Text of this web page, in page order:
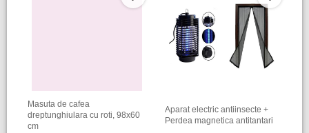
Masuta de cafea
dreptunghiulara cu roti, 98x60
cm
Aparat electric antiinsecte +
Perdea magnetica antitantari